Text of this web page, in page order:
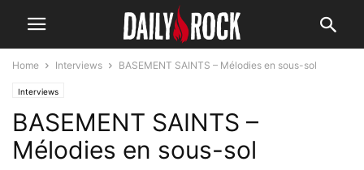
Home Interviews BASEMENT SAINTS – Mélodies en sous-sol
Interviews
BASEMENT SAINTS –
Mélodies en sous-sol